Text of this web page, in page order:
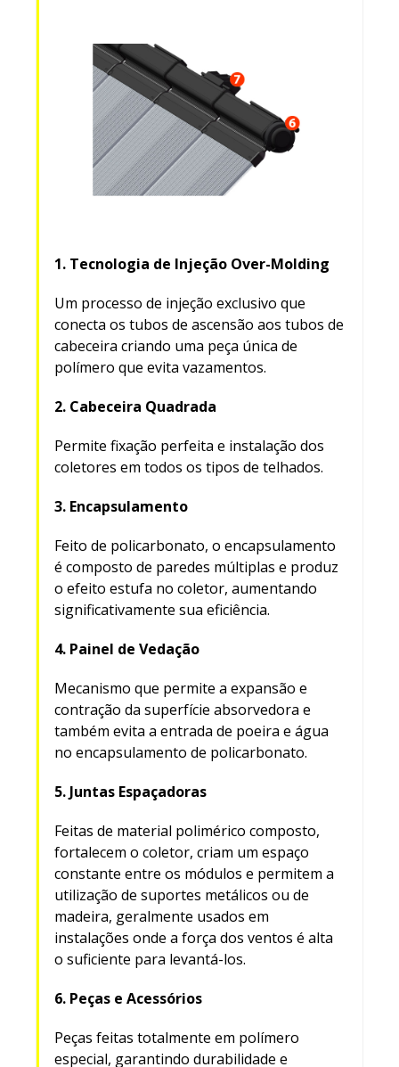
1. Tecnologia de Injeção Over-Molding
Um processo de injeção exclusivo que
conecta os tubos de ascensão aos tubos de
cabeceira criando uma peça única de
polímero que evita vazamentos.
2. Cabeceira Quadrada
Permite fixação perfeita e instalação dos
coletores em todos os tipos de telhados.
3. Encapsulamento
Feito de policarbonato, o encapsulamento
é composto de paredes múltiplas e produz
o efeito estufa no coletor, aumentando
significativamente sua eficiência.
4. Painel de Vedação
Mecanismo que permite a expansão e
contração da superfície absorvedora e
também evita a entrada de poeira e água
no encapsulamento de policarbonato.
5. Juntas Espaçadoras
Feitas de material polimérico composto,
fortalecem o coletor, criam um espaço
constante entre os módulos e permitem a
utilização de suportes metálicos ou de
madeira, geralmente usados em
instalações onde a força dos ventos é alta
o suficiente para levantá-los.
6. Peças e Acessórios
Peças feitas totalmente em polímero
especial, garantindo durabilidade e